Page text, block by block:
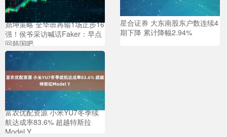
鼎坤策略 全华班再输1场止步16
强！侯爷采访喊话Faker：早点
回韩国吧
星合证券 大东南股东户数连续4
期下降 累计降幅2.94%
富农优配资源 小米YU7冬季续
航达成率83.6% 超越特斯拉
Model Y